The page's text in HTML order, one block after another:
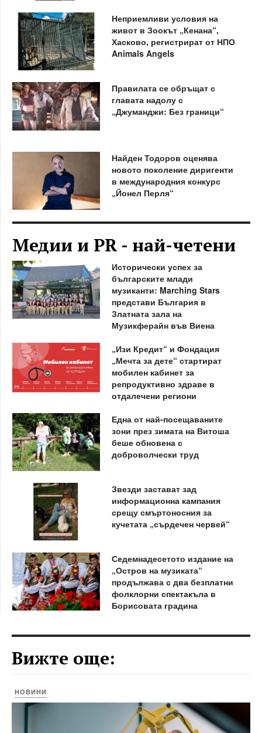
Неприемливи условия на
живот в Зоокът „Кенана“,
Хасково, регистрират от НПО
Animals Angels
Правилата се обръщат с
главата надолу с
„Джуманджи: Без граници“
Найден Тодоров оценява
новото поколение диригенти
в международния конкурс
„Йонел Перля“
Медии и PR - най-четени
Исторически успех за
българските млади
музиканти: Marching Stars
представи България в
Златната зала на
Музикферайн във Виена
„Изи Кредит“ и Фондация
„Мечта за дете“ стартират
мобилен кабинет за
репродуктивно здраве в
отдалечени региони
Една от най-посещаваните
зони през зимата на Витоша
беше обновена с
доброволчески труд
Звезди застават зад
информационна кампания
срещу смъртоносния за
кучетата „сърдечен червей“
Седемнадесетото издание на
„Остров на музиката“
продължава с два безплатни
фолклорни спектакъла в
Борисовата градина
Вижте още:
НОВИНИ